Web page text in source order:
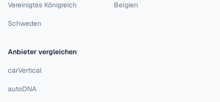
Vereinigtes Königreich Belgien
Schweden
Anbieter vergleichen
carVertical
autoDNA